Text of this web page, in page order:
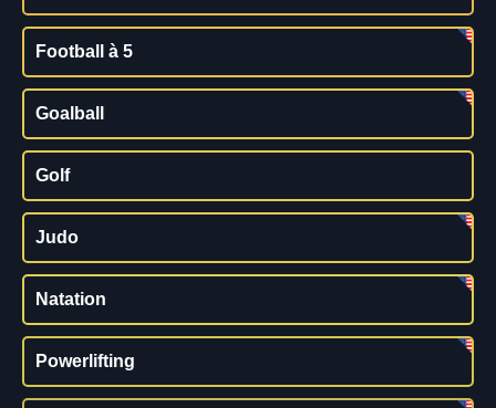
Football à 5
Goalball
Golf
Judo
Natation
Powerlifting